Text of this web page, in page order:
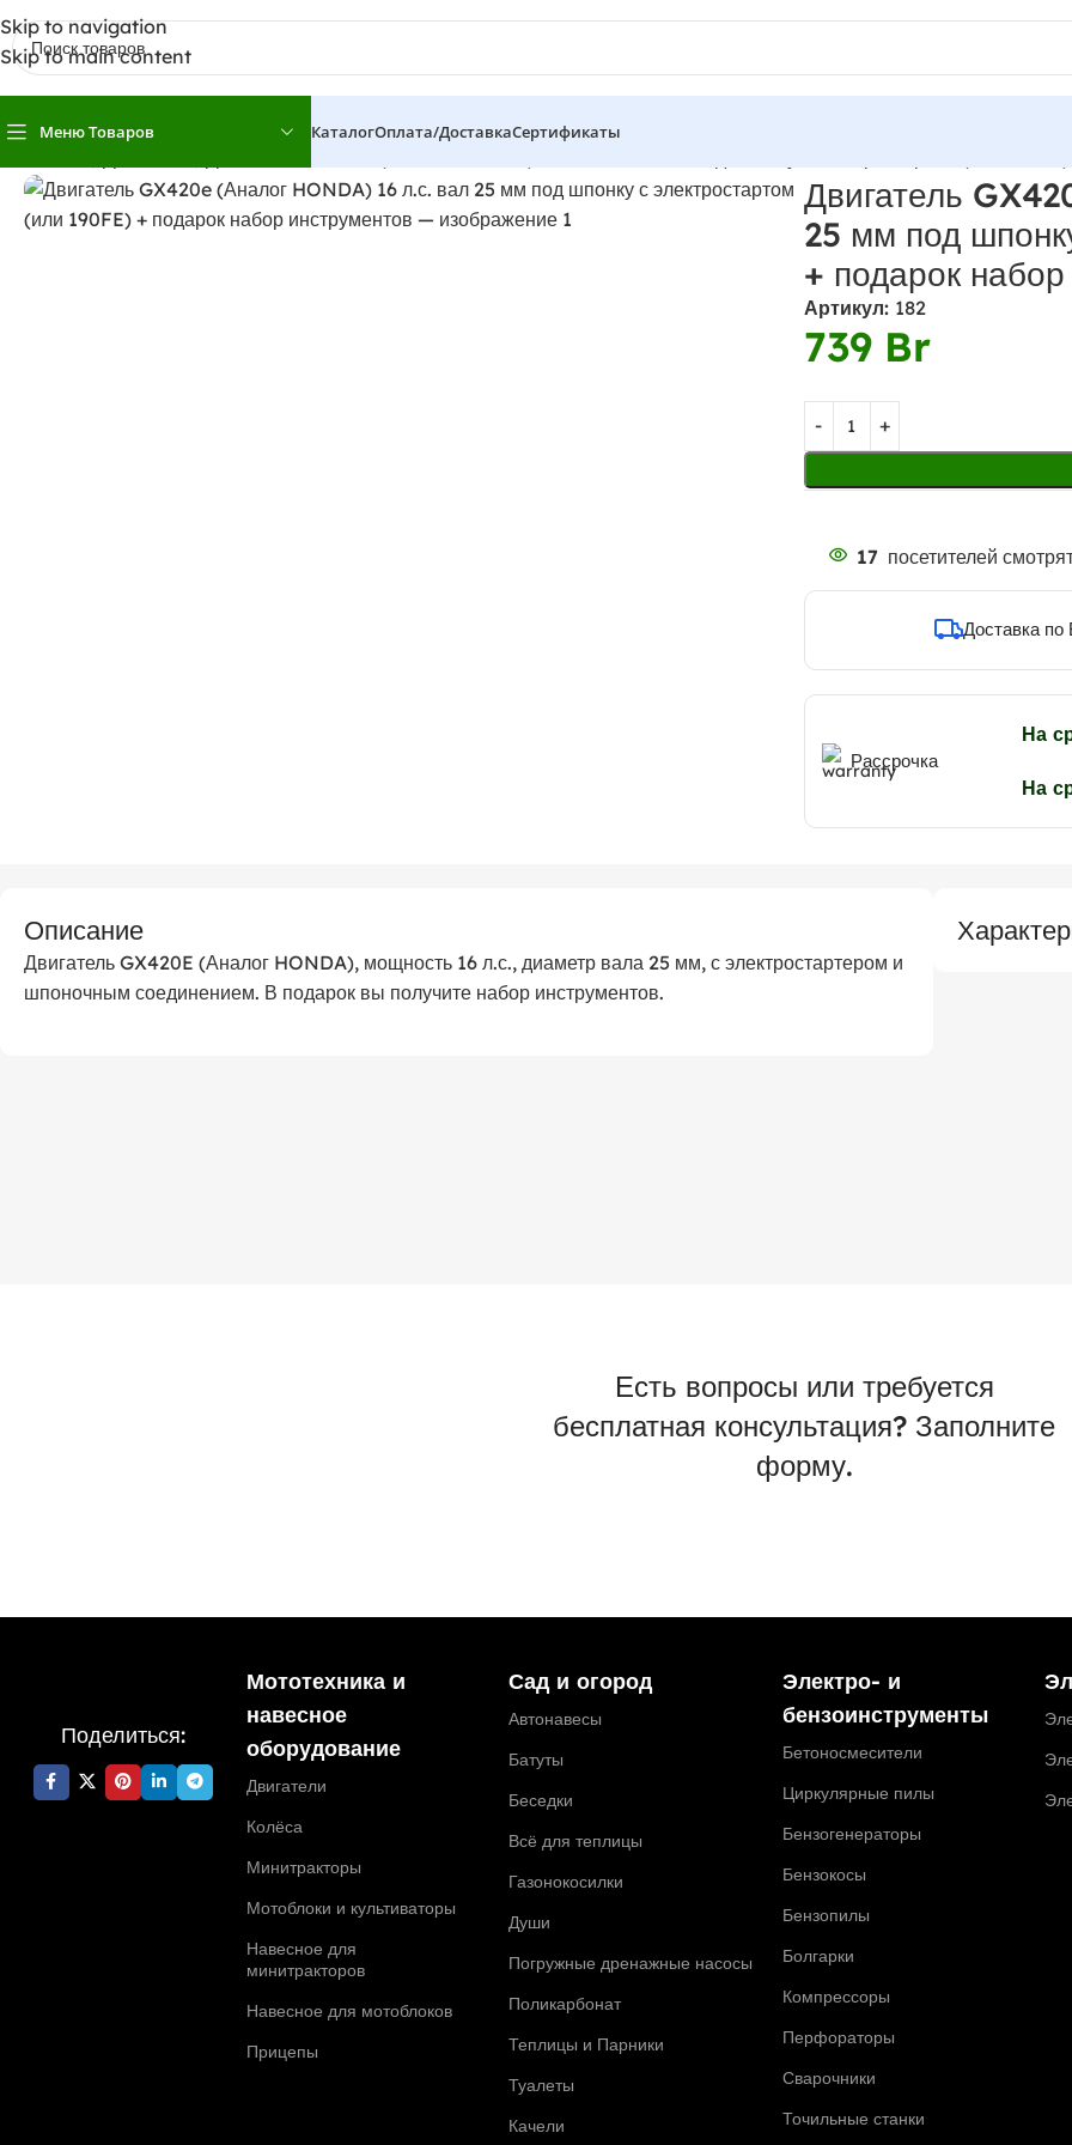
Skip to navigation
Skip to main content
Меню Товаров КаталогОплата/доставкаСертификаты
Двигатель
25 мм под
+ подарок
Артикул: 182
739 Br
17 посетителей
Доставка по
Рассрочка
На
На
Описание
Двигатель GX420E (Аналог HONDA), мощность 16 л.с., диаметр вала 25 мм, с электростартером и
шпоночным соединением. В подарок вы получите набор инструментов.
Есть вопросы или требуется
бесплатная консультация? Заполните
форму.
Поделиться:
Мототехника и
навесное
оборудование
Двигатели
Колёса
Минитракторы
Мотоблоки и культиваторы
Навесное для
минитракторов
Навесное для мотоблоков
Прицепы
Сад и огород
Автонавесы
Батуты
Беседки
Всё для теплицы
Газонокосилки
Души
Погружные дренажные насосы
Поликарбонат
Теплицы и Парники
Туалеты
Качели
Электро- и
бензоинструменты
Бетоносмесители
Циркулярные пилы
Бензогенераторы
Бензокосы
Бензопилы
Болгарки
Компрессоры
Перфораторы
Сварочники
Точильные станки